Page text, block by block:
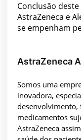
Conclusão
AstraZeneca e
se empenham
AstraZeneca
Somos uma
inovadora,
desenvolvimento,
medicamentos
AstraZeneca